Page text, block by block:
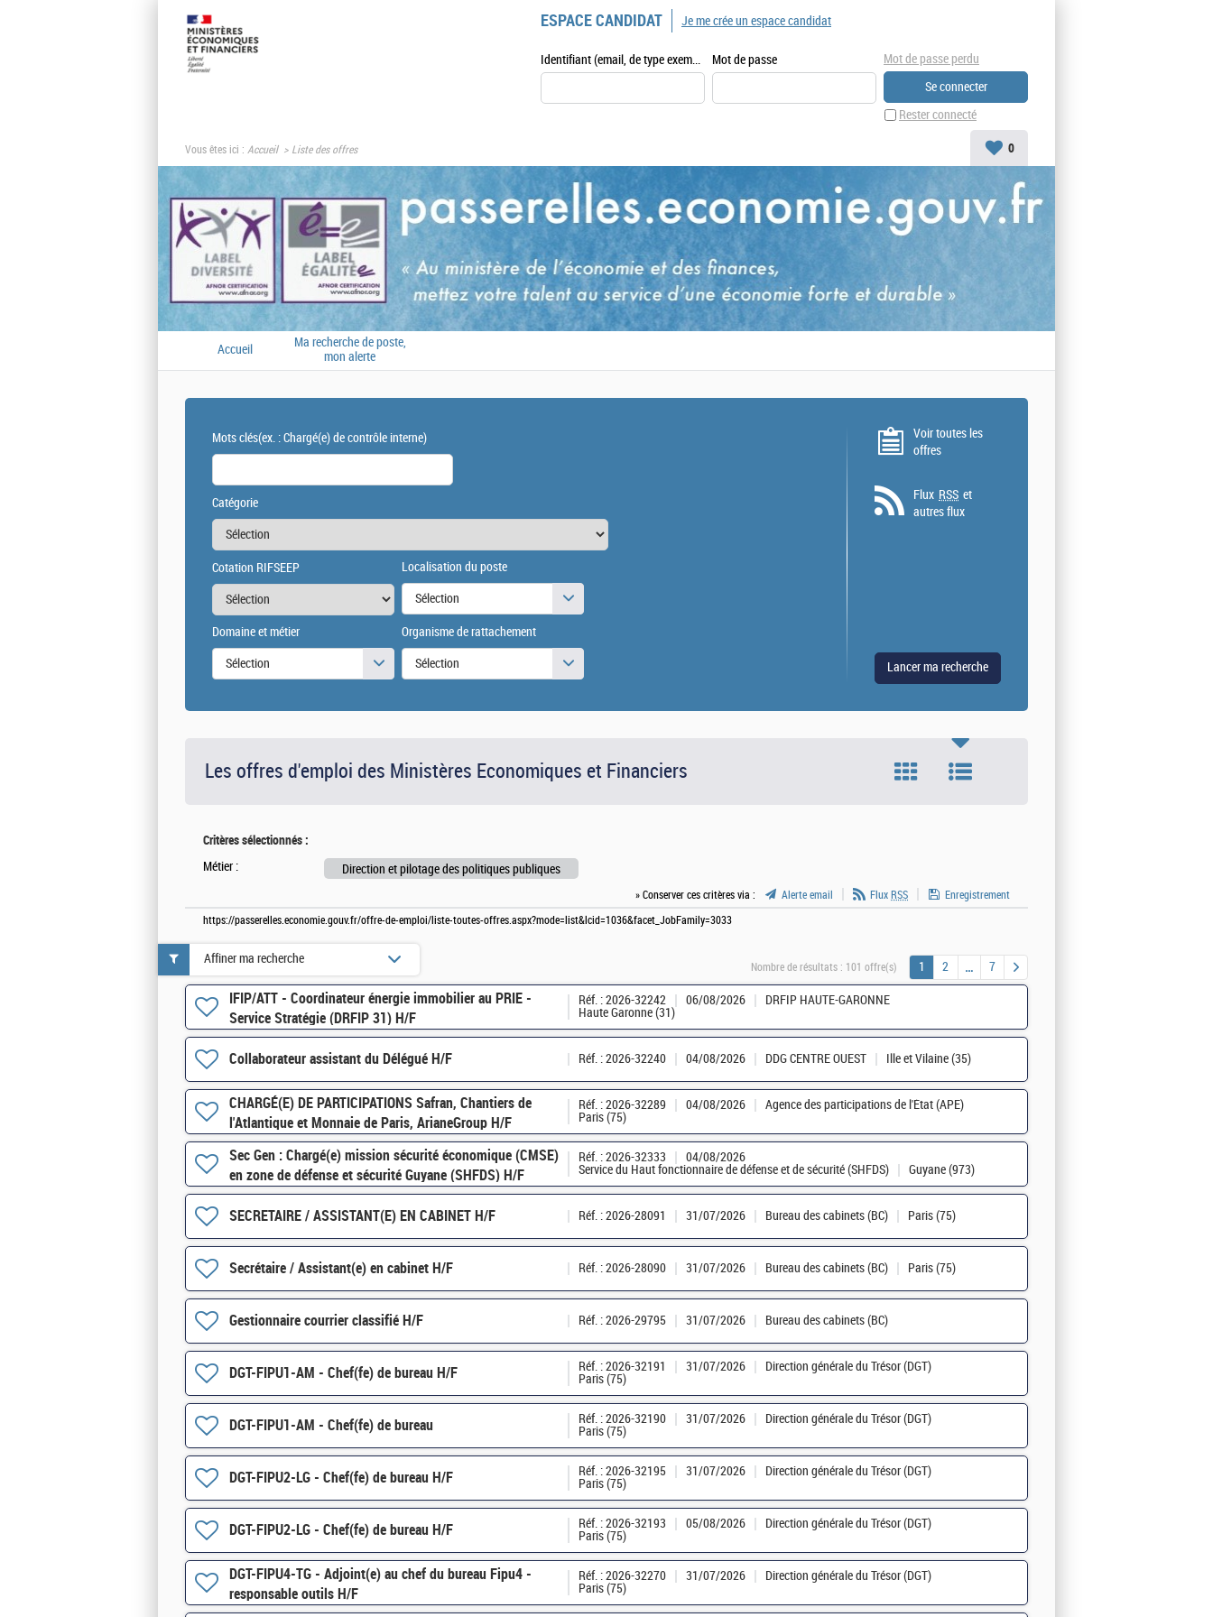
ESPACE CANDIDAT
Identifiant (email, de type exemple@exemple.fr) Mot de passe
Rester connecté
Mot de passe perdu
Je me crée un espace candidat
Vous êtes ici : Accueil Liste des offres 0
Accueil
Ma recherche de poste,
mon alerte
Mots clés(ex. : Chargé(e) de contrôle interne)
Catégorie
Cotation RIFSEEP Localisation du poste
Sélection
Domaine et métier
Sélection
Organisme de rattachement
Sélection
Voir toutes les
offres
Flux RSS et
autres flux
Les offres d'emploi des Ministères Economiques et Financiers
Critères sélectionnés :
Métier : Direction et pilotage des politiques publiques
» Conserver ces critères via : Alerte email Flux RSS
Enregistrement
https://passerelles.economie.gouv.fr/offre-de-emploi/liste-toutes-offres.aspx?mode=list&lcid=1036&facet_JobFamily=3033
Nombre de résultats : 101 offre(s) 1 2 7
IFIP/ATT - Coordinateur énergie immobilier au PRIE -
Service Stratégie (DRFIP 31) H/F
Réf. : 2026-32242 06/08/2026
DRFIP HAUTE-GARONNE
Haute Garonne (31)
Collaborateur assistant du Délégué H/F Réf. : 2026-32240 04/08/2026 DDG CENTRE OUEST Ille et Vilaine (35)
CHARGÉ(E) DE PARTICIPATIONS Safran, Chantiers de
l'Atlantique et Monnaie de Paris, ArianeGroup H/F
Réf. : 2026-32289 04/08/2026
Agence des participations de l'État (APE)
Paris (75)
Sec Gen : Chargé(e) mission sécurité économique (CMSE)
en zone de défense et sécurité Guyane (SHFDS) H/F
Réf. : 2026-32333
04/08/2026
Service du Haut fonctionnaire de défense et de sécurité (SHFDS)
Guyane (973)
SECRETAIRE / ASSISTANT(E) EN CABINET H/F Réf. : 2026-28091 31/07/2026 Bureau des cabinets (BC) Paris (75)
Secrétaire / Assistant(e) en cabinet H/F Réf. : 2026-28090 31/07/2026 Bureau des cabinets (BC) Paris (75)
Gestionnaire courrier classifié H/F Réf. : 2026-29795 31/07/2026 Bureau des cabinets (BC)
DGT-FIPU1-AM - Chef(fe) de bureau H/F Réf. : 2026-32191 31/07/2026
Direction générale du Trésor (DGT)
Paris (75)
DGT-FIPU1-AM - Chef(fe) de bureau Réf. : 2026-32190 31/07/2026
Direction générale du Trésor (DGT)
Paris (75)
DGT-FIPU2-LG - Chef(fe) de bureau H/F Réf. : 2026-32195 31/07/2026
Direction générale du Trésor (DGT)
Paris (75)
DGT-FIPU2-LG - Chef(fe) de bureau H/F Réf. : 2026-32193 05/08/2026
Direction générale du Trésor (DGT)
Paris (75)
DGT-FIPU4-TG - Adjoint(e) au chef du bureau Fipu4 -
responsable outils H/F
Réf. : 2026-32270 31/07/2026
Direction générale du Trésor (DGT)
Paris (75)
Affiner ma recherche